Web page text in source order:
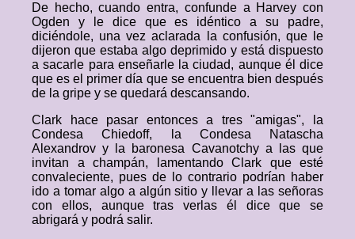
De hecho, cuando entra, confunde a Harvey con
Ogden y le dice que es idéntico a su padre,
diciéndole, una vez aclarada la confusión, que le
dijeron que estaba algo deprimido y está dispuesto
a sacarle para enseñarle la ciudad, aunque él dice
que es el primer día que se encuentra bien después
de la gripe y se quedará descansando.
Clark hace pasar entonces a tres "amigas", la
Condesa Chiedoff, la Condesa Natascha
Alexandrov y la baronesa Cavanotchy a las que
invitan a champán, lamentando Clark que esté
convaleciente, pues de lo contrario podrían haber
ido a tomar algo a algún sitio y llevar a las señoras
con ellos, aunque tras verlas él dice que se
abrigará y podrá salir.